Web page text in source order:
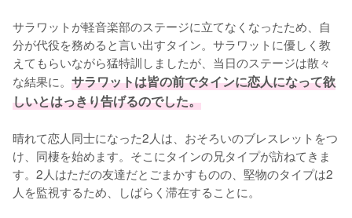
サラワットが軽音楽部のステージに立てなくなったため、自
分が代役を務めると言い出すタイン。サラワットに優しく教
えてもらいながら猛特訓しましたが、当日のステージは散々
な結果に。 サラワットは皆の前でタインに恋人になって欲
しいとはっきり告げるのでした。
晴れて恋人同士になった2人は、おそろいのブレスレットをつ
け、同棲を始めます。そこにタインの兄タイプが訪ねてきま
す。2人はただの友達だとごまかすものの、堅物のタイプは2
人を監視するため、しばらく滞在することに。